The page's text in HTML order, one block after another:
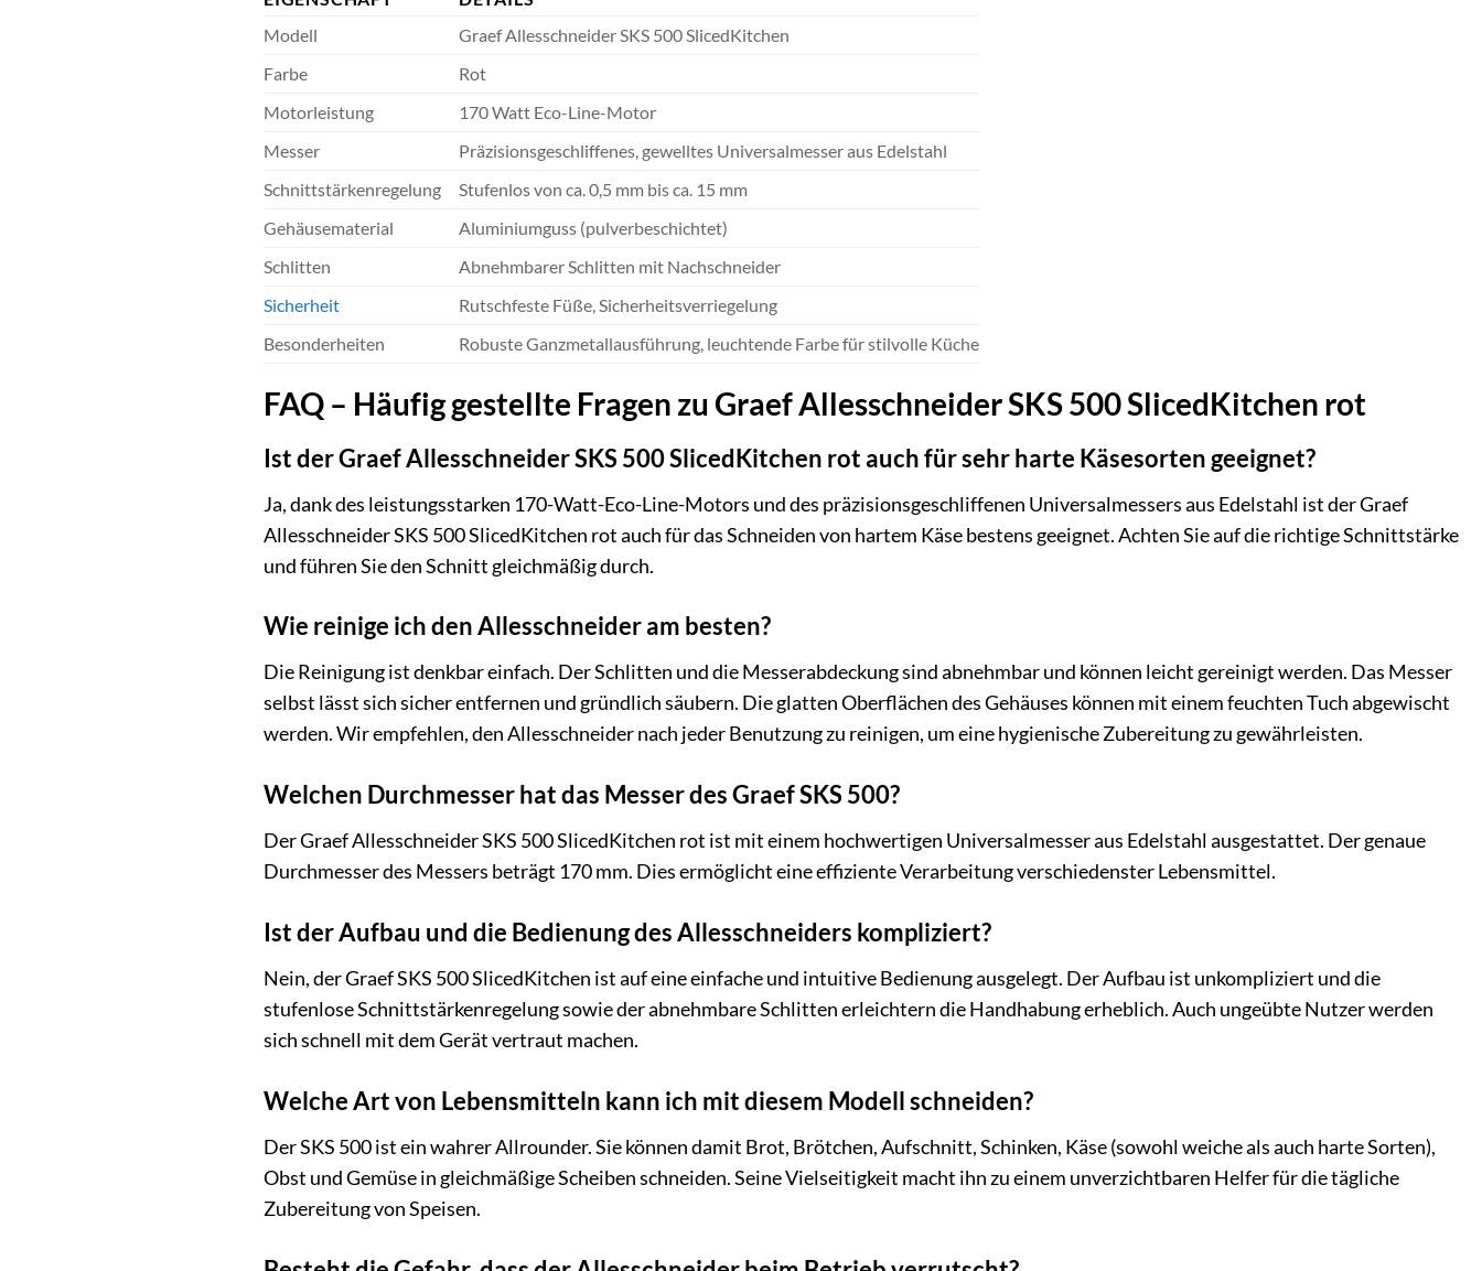
Modell
Graef Allesschneider SKS 500 SlicedKitchen
Farbe
Rot
Motorleistung
170 Watt Eco-Line-Motor
Messer
Präzisionsgeschliffenes, gewelltes Universalmesser aus Edelstahl
Schnittstärkenregelung
Stufenlos von ca. 0,5 mm bis ca. 15 mm
Gehäusematerial
Aluminiumguss (pulverbeschichtet)
Schlitten
Abnehmbarer Schlitten mit Nachschneider
Sicherheit
Rutschfeste Füße, Sicherheitsverriegelung
Besonderheiten
Robuste Ganzmetallausführung, leuchtende Farbe für stilvolle Küche
FAQ – Häufig gestellte Fragen zu Graef Allesschneider SKS 500 SlicedKitchen rot
Ist der Graef Allesschneider SKS 500 SlicedKitchen rot auch für sehr harte Käsesorten geeignet?
Ja, dank des leistungsstarken 170-Watt-Eco-Line-Motors und des präzisionsgeschliffenen Universalmessers aus Edelstahl ist der Graef
Allesschneider SKS 500 SlicedKitchen rot auch für das Schneiden von hartem Käse bestens geeignet. Achten Sie auf die richtige Schnittstärke
und führen Sie den Schnitt gleichmäßig durch.
Wie reinige ich den Allesschneider am besten?
Die Reinigung ist denkbar einfach. Der Schlitten und die Messerabdeckung sind abnehmbar und können leicht gereinigt werden. Das Messer
selbst lässt sich sicher entfernen und gründlich säubern. Die glatten Oberflächen des Gehäuses können mit einem feuchten Tuch abgewischt
werden. Wir empfehlen, den Allesschneider nach jeder Benutzung zu reinigen, um eine hygienische Zubereitung zu gewährleisten.
Welchen Durchmesser hat das Messer des Graef SKS 500?
Der Graef Allesschneider SKS 500 SlicedKitchen rot ist mit einem hochwertigen Universalmesser aus Edelstahl ausgestattet. Der genaue
Durchmesser des Messers beträgt 170 mm. Dies ermöglicht eine effiziente Verarbeitung verschiedenster Lebensmittel.
Ist der Aufbau und die Bedienung des Allesschneiders kompliziert?
Nein, der Graef SKS 500 SlicedKitchen ist auf eine einfache und intuitive Bedienung ausgelegt. Der Aufbau ist unkompliziert und die
stufenlose Schnittstärkenregelung sowie der abnehmbare Schlitten erleichtern die Handhabung erheblich. Auch ungeübte Nutzer werden
sich schnell mit dem Gerät vertraut machen.
Welche Art von Lebensmitteln kann ich mit diesem Modell schneiden?
Der SKS 500 ist ein wahrer Allrounder. Sie können damit Brot, Brötchen, Aufschnitt, Schinken, Käse (sowohl weiche als auch harte Sorten),
Obst und Gemüse in gleichmäßige Scheiben schneiden. Seine Vielseitigkeit macht ihn zu einem unverzichtbaren Helfer für die tägliche
Zubereitung von Speisen.